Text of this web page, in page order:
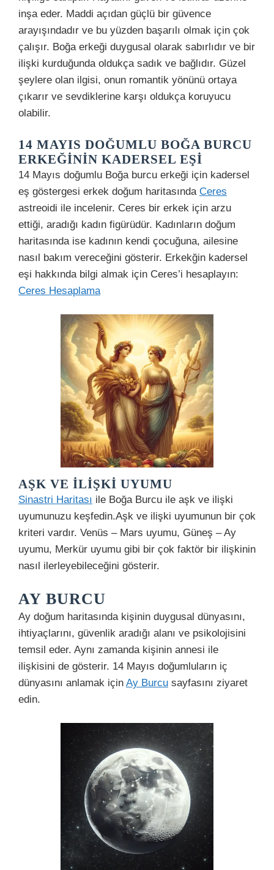
inşa eder. Maddi açıdan güçlü bir güvence
arayışındadır ve bu yüzden başarılı olmak için çok
çalışır. Boğa erkeği duygusal olarak sabırlıdır ve bir
ilişki kurduğunda oldukça sadık ve bağlıdır. Güzel
şeylere olan ilgisi, onun romantik yönünü ortaya
çıkarır ve sevdiklerine karşı oldukça koruyucu
olabilir.
14 MAYIS DOĞUMLU BOĞA BURCU
ERKEĞININ KADERSEL EŞI
14 Mayıs doğumlu Boğa burcu erkeği için kadersel
eş göstergesi erkek doğum haritasında Ceres
astreoidi ile incelenir. Ceres bir erkek için arzu
ettiği, aradığı kadın figürüdür. Kadınların doğum
haritasında ise kadının kendi çocuğuna, ailesine
nasıl bakım vereceğini gösterir. Erkekğin kadersel
eşi hakkında bilgi almak için Ceres’i hesaplayın:
Ceres Hesaplama
AŞK VE İLIŞKI UYUMU
Sinastri Haritası ile Boğa Burcu ile aşk ve ilişki
uyumunuzu keşfedin.Aşk ve ilişki uyumunun bir çok
kriteri vardır. Venüs – Mars uyumu, Güneş – Ay
uyumu, Merkür uyumu gibi bir çok faktör bir ilişkinin
nasıl ilerleyebileceğini gösterir.
AY BURCU
Ay doğum haritasında kişinin duygusal dünyasını,
ihtiyaçlarını, güvenlik aradığı alanı ve psikolojisini
temsil eder. Aynı zamanda kişinin annesi ile
ilişkisini de gösterir. 14 Mayıs doğumluların iç
dünyasını anlamak için Ay Burcu sayfasını ziyaret
edin.